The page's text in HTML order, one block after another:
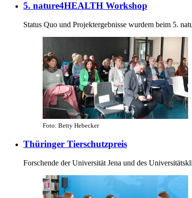
5. nature4HEALTH Workshop
Status Quo und Projektergebnisse wurdem beim 5.
Foto: Betty Hebecker
Thüringer Tierschutzpreis
Forschende der Universität Jena und des